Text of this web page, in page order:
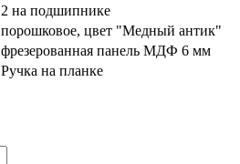
2 на подшипнике
порошковое, цвет "Медный антик"
фрезерованная панель МДФ 6 мм
Ручка на планке